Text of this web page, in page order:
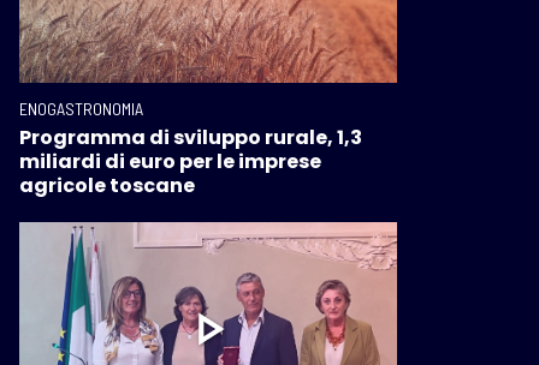
ENOGASTRONOMIA
Programma di sviluppo rurale, 1,3
miliardi di euro per le imprese
agricole toscane